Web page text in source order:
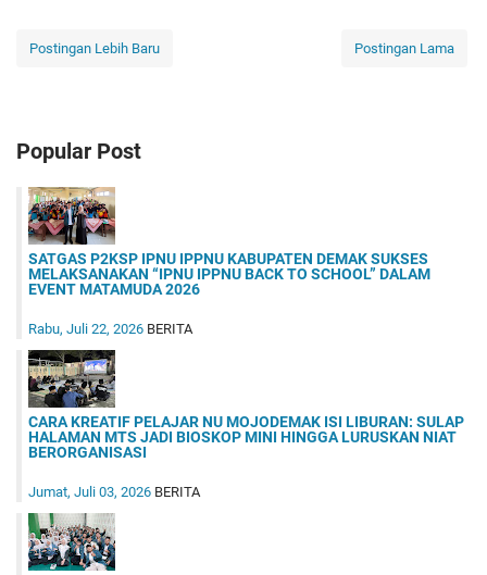
Postingan Lebih Baru Postingan Lama
Popular Post
SATGAS P2KSP IPNU IPPNU KABUPATEN DEMAK SUKSES
MELAKSANAKAN “IPNU IPPNU BACK TO SCHOOL” DALAM
EVENT MATAMUDA 2026
Rabu, Juli 22, 2026 BERITA
CARA KREATIF PELAJAR NU MOJODEMAK ISI LIBURAN: SULAP
HALAMAN MTS JADI BIOSKOP MINI HINGGA LURUSKAN NIAT
BERORGANISASI
Jumat, Juli 03, 2026 BERITA